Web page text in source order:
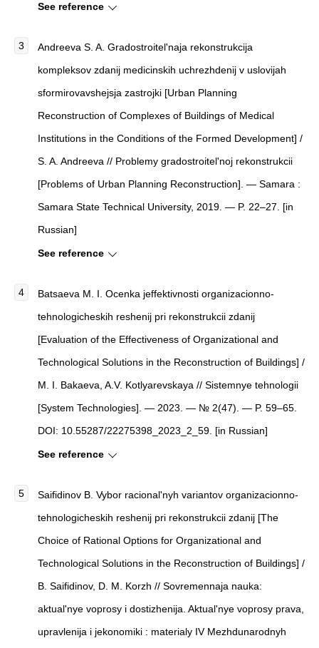
See reference
Andreeva S. A. Gradostroitel'naja rekonstrukcija
kompleksov zdanij medicinskih uchrezhdenij v uslovijah
sformirovavshejsja zastrojki [Urban Planning
Reconstruction of Complexes of Buildings of Medical
Institutions in the Conditions of the Formed Development] /
S. A. Andreeva // Problemy gradostroitel'noj rekonstrukcii
[Problems of Urban Planning Reconstruction]. — Samara :
Samara State Technical University, 2019. — P. 22–27. [in
Russian]
See reference
Batsaeva M. I. Ocenka jeffektivnosti organizacionno-
tehnologicheskih reshenij pri rekonstrukcii zdanij
[Evaluation of the Effectiveness of Organizational and
Technological Solutions in the Reconstruction of Buildings] /
M. I. Bakaeva, A.V. Kotlyarevskaya // Sistemnye tehnologii
[System Technologies]. — 2023. — № 2(47). — P. 59–65.
DOI: 10.55287/22275398_2023_2_59. [in Russian]
See reference
Saifidinov B. Vybor racional'nyh variantov organizacionno-
tehnologicheskih reshenij pri rekonstrukcii zdanij [The
Choice of Rational Options for Organizational and
Technological Solutions in the Reconstruction of Buildings] /
B. Saifidinov, D. M. Korzh // Sovremennaja nauka:
aktual'nye voprosy i dostizhenija. Aktual'nye voprosy prava,
upravlenija i jekonomiki : materialy IV Mezhdunarodnyh